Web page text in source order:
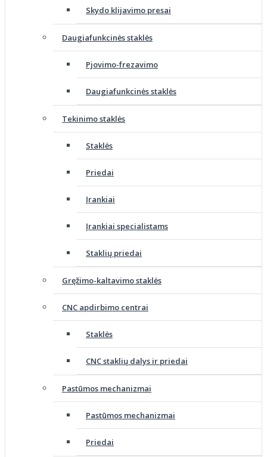
Skydo klijavimo presai
Daugiafunkcinės staklės
Pjovimo-frezavimo
Daugiafunkcinės staklės
Tekinimo staklės
Staklės
Priedai
Įrankiai
Įrankiai specialistams
Staklių priedai
Gręžimo-kaltavimo staklės
CNC apdirbimo centrai
Staklės
CNC staklių dalys ir priedai
Pastūmos mechanizmai
Pastūmos mechanizmai
Priedai